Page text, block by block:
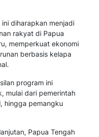
diharapkan menjadi
rakyat di Papua
memperkuat ekonomi
berbasis kelapa
program ini
mulai dari pemerintah
hingga pemangku
Papua Tengah